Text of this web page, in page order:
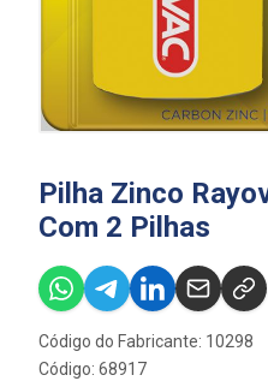
Pilha Zinco
Com 2 Pilhas
Código do Fabricante: 10298
Código: 68917